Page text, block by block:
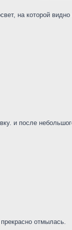
на которой
и после
отмылась.